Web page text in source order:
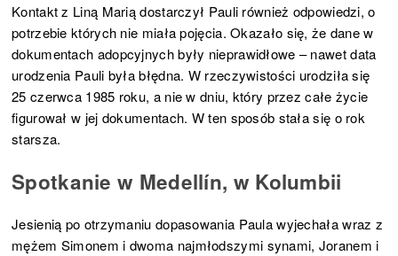
Kontakt z Liną Marią dostarczył Pauli również odpowiedzi, o
potrzebie których nie miała pojęcia. Okazało się, że dane w
dokumentach adopcyjnych były nieprawidłowe – nawet data
urodzenia Pauli była błędna. W rzeczywistości urodziła się
25 czerwca 1985 roku, a nie w dniu, który przez całe życie
figurował w jej dokumentach. W ten sposób stała się o rok
starsza.
Spotkanie w Medellín, w Kolumbii
Jesienią po otrzymaniu dopasowania Paula wyjechała wraz z
mężem Simonem i dwoma najmłodszymi synami, Joranem i